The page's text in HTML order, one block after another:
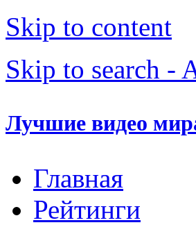
Skip to content
Skip to search -
Лучшие видео
Главная
Рейтинги